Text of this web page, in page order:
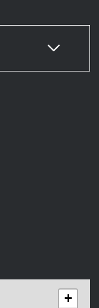
+